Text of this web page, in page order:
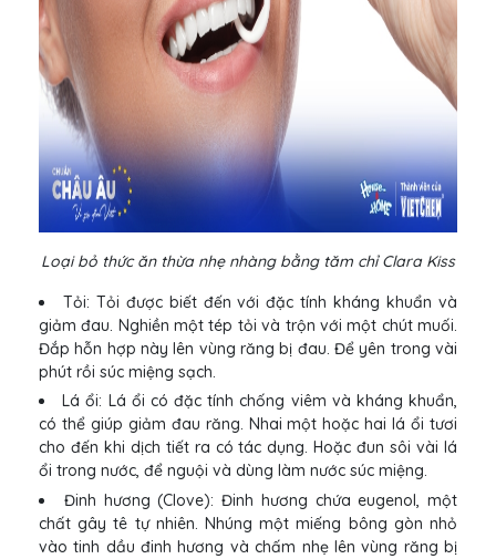
Loại bỏ thức ăn thừa nhẹ nhàng bằng tăm chỉ Clara Kiss
Tỏi: Tỏi được biết đến với đặc tính kháng khuẩn và
giảm đau. Nghiền một tép tỏi và trộn với một chút muối.
Đắp hỗn hợp này lên vùng răng bị đau. Để yên trong vài
phút rồi súc miệng sạch.
Lá ổi: Lá ổi có đặc tính chống viêm và kháng khuẩn,
có thể giúp giảm đau răng. Nhai một hoặc hai lá ổi tươi
cho đến khi dịch tiết ra có tác dụng. Hoặc đun sôi vài lá
ổi trong nước, để nguội và dùng làm nước súc miệng.
Đinh hương (Clove): Đinh hương chứa eugenol, một
chất gây tê tự nhiên. Nhúng một miếng bông gòn nhỏ
vào tinh dầu đinh hương và chấm nhẹ lên vùng răng bị